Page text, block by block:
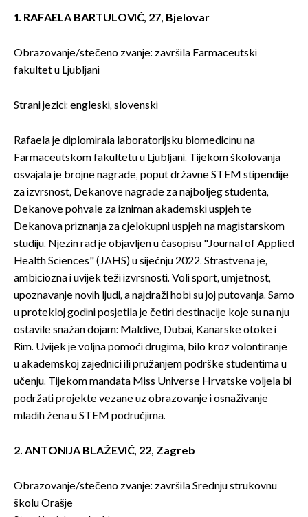
1. RAFAELA BARTULOVIĆ, 27, Bjelovar
Obrazovanje/stečeno zvanje: završila Farmaceutski
fakultet u Ljubljani
Strani jezici: engleski, slovenski
Rafaela je diplomirala laboratorijsku biomedicinu na
Farmaceutskom fakultetu u Ljubljani. Tijekom školovanja
osvajala je brojne nagrade, poput državne STEM stipendije
za izvrsnost, Dekanove nagrade za najboljeg studenta,
Dekanove pohvale za izniman akademski uspjeh te
Dekanova priznanja za cjelokupni uspjeh na magistarskom
studiju. Njezin rad je objavljen u časopisu "Journal of Applied
Health Sciences" (JAHS) u siječnju 2022. Strastvena je,
ambiciozna i uvijek teži izvrsnosti. Voli sport, umjetnost,
upoznavanje novih ljudi, a najdraži hobi su joj putovanja. Samo
u protekloj godini posjetila je četiri destinacije koje su na nju
ostavile snažan dojam: Maldive, Dubai, Kanarske otoke i
Rim. Uvijek je voljna pomoći drugima, bilo kroz volontiranje
u akademskoj zajednici ili pružanjem podrške studentima u
učenju. Tijekom mandata Miss Universe Hrvatske voljela bi
podržati projekte vezane uz obrazovanje i osnaživanje
mladih žena u STEM područjima.
2. ANTONIJA BLAŽEVIĆ, 22, Zagreb
Obrazovanje/stečeno zvanje: završila Srednju strukovnu
školu Orašje